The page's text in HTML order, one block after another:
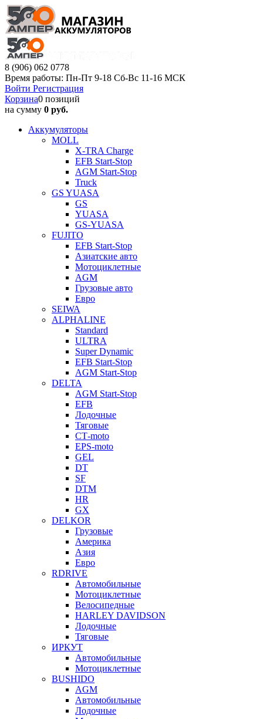
8 (906) 062 0778
Время работы: Пн-Пт 9-18 Сб-Вс 11-16 МСК
Войти Регистрация
Корзина0 позиций
на сумму 0 руб.
Аккумуляторы
MOLL
X-TRA Charge
EFB Start-Stop
AGM Start-Stop
Truck
GS YUASA
GS
YUASA
GS-YUASA
FUJITO
EFB Start-Stop
Азиатские авто
Мотоциклетные
AGM
Грузовые авто
Евро
SEIWA
ALPHALINE
Standard
ULTRA
Super Dynamic
EFB Start-Stop
AGM Start-Stop
DELTA
AGM Start-Stop
EFB
Лодочные
Тяговые
СТ-moto
EPS-moto
GEL
DT
SF
DTM
HR
GX
DELKOR
Грузовые
Америка
Азия
Евро
RDRIVE
Автомобильные
Мотоциклетные
Велосипедные
HARLEY DAVIDSON
Лодочные
Тяговые
ИРКУТ
Автомобильные
Мотоциклетные
BUSHIDO
AGM
Автомобильные
Лодочные